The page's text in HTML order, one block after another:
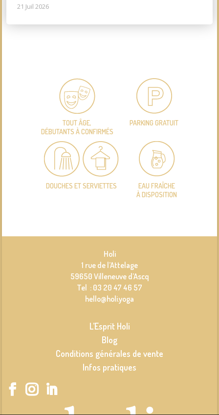
21 Juil 2026
TOUT ÂGE,
DÉBUTANTS À CONFIRMÉS
PARKING GRATUIT
DOUCHES ET SERVIETTES
EAU FRAÎCHE
À DISPOSITION
Holi
1 rue de l’Attelage
59650 Villeneuve d’Ascq
Tel : 03 20 47 46 57
hello@holi.yoga
L’Esprit Holi
Blog
Conditions générales de vente
Infos pratiques